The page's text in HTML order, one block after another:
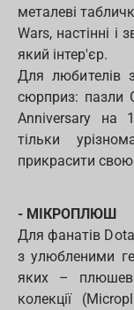
металеві
Wars, настінні і
який інтер'єр.
Для любителів
сюрприз: пазли
Anniversary на
тільки
прикрасити свою
- МІКРОПЛЮШ
Для фанатів
з улюбленими
яких –
колекції